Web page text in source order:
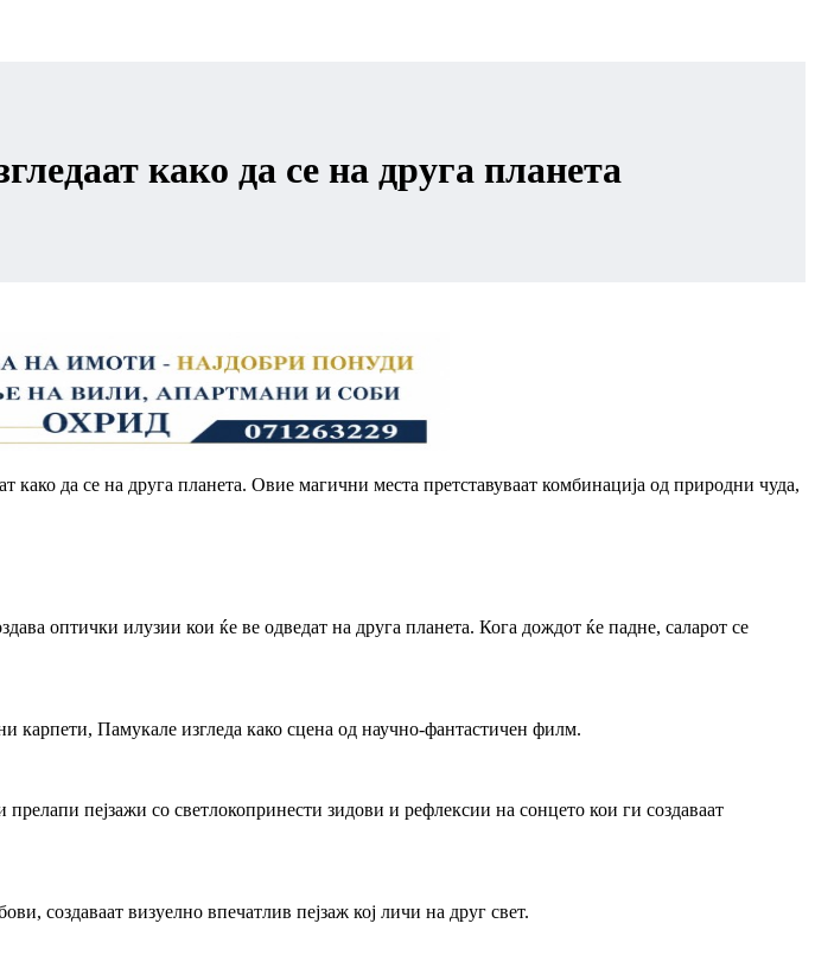
како да се на друга планета
да се на друга планета. Овие магични места претставуваат комбинација од природни чуда,
оптички илузии кои ќе ве одведат на друга планета. Кога дождот ќе падне, саларот се
карпети, Памукале изгледа како сцена од научно-фантастичен филм.
пејзажи со светлокопринести зидови и рефлексии на сонцето кои ги создаваат
создаваат визуелно впечатлив пејзаж кој личи на друг свет.